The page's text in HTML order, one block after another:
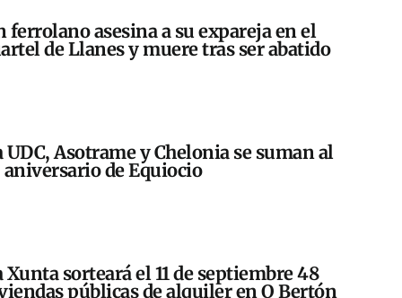
ferrolano asesina a su expareja en el
de Llanes y muere tras ser abatido
UDC, Asotrame y Chelonia se suman al
aniversario de Equiocio
Xunta sorteará el 11 de septiembre 48
públicas de alquiler en O Bertón